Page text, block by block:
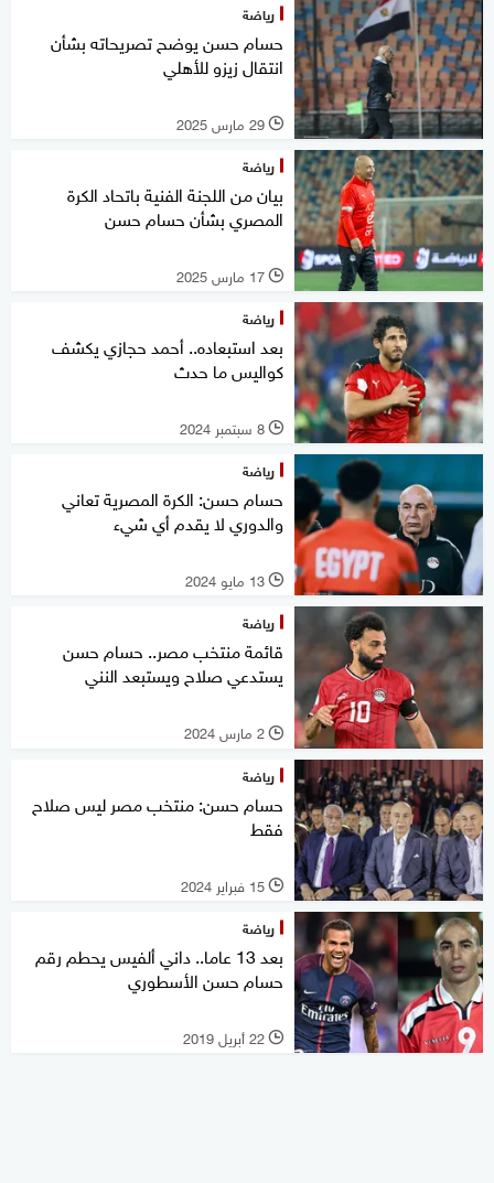
رياضة
حسام حسن يوضح تصريحاته بشأن
انتقال زيزو للأهلي
l 29 مارس 2025
رياضة
بيان من اللجنة الفنية باتحاد الكرة
المصري بشأن حسام حسن
l 17 مارس 2025
رياضة
بعد استبعاده.. أحمد حجازي يكشف
كواليس ما حدث
l 8 سبتمبر 2024
رياضة
حسام حسن: الكرة المصرية تعاني
والدوري لا يقدم أي شيء
l 13 مايو 2024
رياضة
قائمة منتخب مصر.. حسام حسن
يستدعي صلاح ويستبعد النني
l 2 مارس 2024
رياضة
حسام حسن: منتخب مصر ليس صلاح
فقط
l 15 فبراير 2024
رياضة
بعد 13 عاما.. داني ألفيس يحطم رقم
حسام حسن الأسطوري
l 22 أبريل 2019